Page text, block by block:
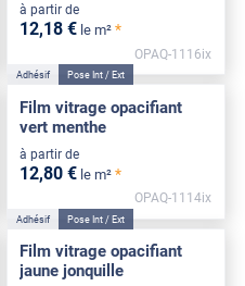
à partir de
12,18 € le m² *
OPAQ-1116ix
Adhésif Pose Int / Ext
Film vitrage opacifiant
vert menthe
à partir de
12,80 € le m² *
OPAQ-1114ix
Adhésif Pose Int / Ext
Film vitrage opacifiant
jaune jonquille